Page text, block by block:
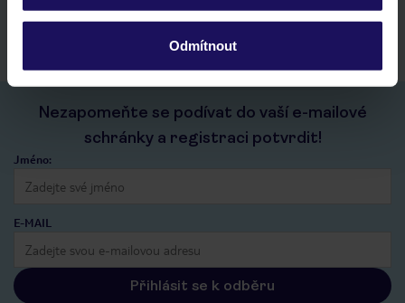
Odmítnout
kontakt s TUI a všechny informace o tvé rezervaci v myTUI
Nezapomeňte se podívat do vaší e-mailové
schránky a registraci potvrdit!
Jméno:
E-MAIL
Přihlásit se k odběru